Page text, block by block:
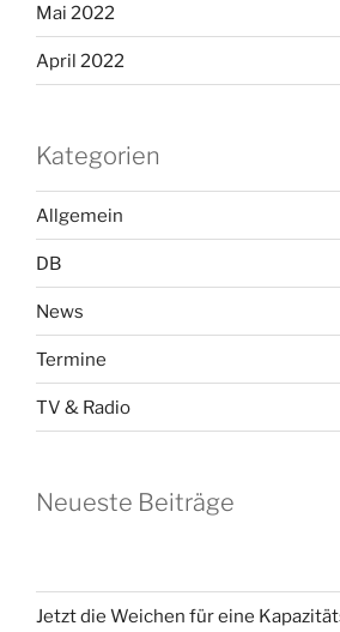
Mai 2022
April 2022
Kategorien
Allgemein
DB
News
Termine
TV & Radio
Neueste Beiträge
Jetzt die Weichen für eine